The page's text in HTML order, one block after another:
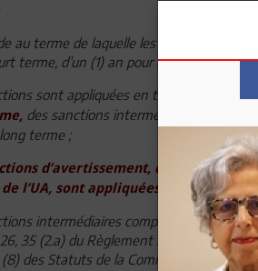
au terme de laquelle les Etats
terme, d’un (1) an pour la période
sont appliquées en trois étapes, à
des sanctions intermédiaires pour les
terme ;
d’avertissement, qui privent les
l’UA, sont appliquées à ceux qui
intermédiaires comprennent toutes
35 (2.a) du Règlement intérieur de la
(8) des Statuts de la Commission, et la